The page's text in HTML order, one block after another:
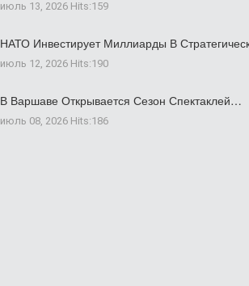
июль 13, 2026 Hits:159
НАТО Инвестирует Миллиарды В
июль 12, 2026 Hits:190
В Варшаве Открывается Сезон Спектаклей…
июль 08, 2026 Hits:186